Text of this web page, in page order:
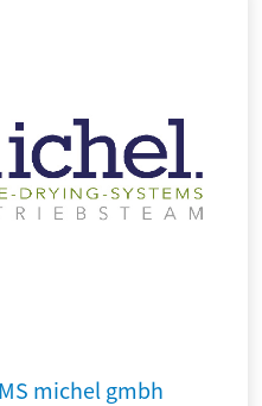
michel gmbh